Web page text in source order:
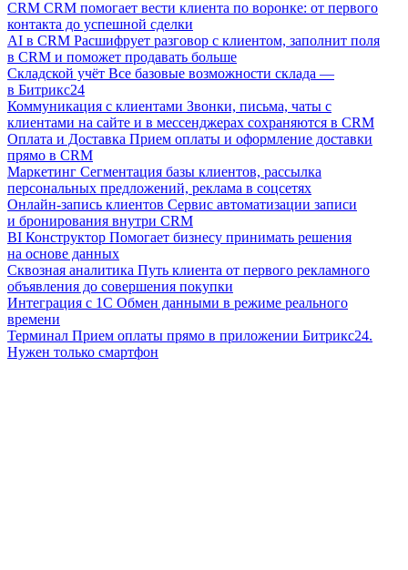
CRM CRM помогает вести клиента по воронке: от первого
контакта до успешной сделки
AI в CRM Расшифрует разговор с клиентом, заполнит поля
в CRM и поможет продавать больше
Складской учёт Все базовые возможности склада —
в Битрикс24
Коммуникация с клиентами Звонки, письма, чаты с
клиентами на сайте и в мессенджерах сохраняются в CRM
Оплата и Доставка Прием оплаты и оформление доставки
прямо в CRM
Маркетинг Сегментация базы клиентов, рассылка
персональных предложений, реклама в соцсетях
Онлайн-запись клиентов Сервис автоматизации записи
и бронирования внутри CRM
BI Конструктор Помогает бизнесу принимать решения
на основе данных
Сквозная аналитика Путь клиента от первого рекламного
объявления до совершения покупки
Интеграция с 1С Обмен данными в режиме реального
времени
Терминал Прием оплаты прямо в приложении Битрикс24.
Нужен только смартфон